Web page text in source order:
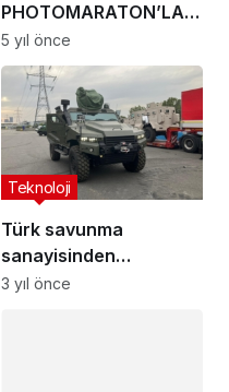
Türk savunma
sanayisinden
Avrupa'da gövde
Teknoloji
3 yıl önce